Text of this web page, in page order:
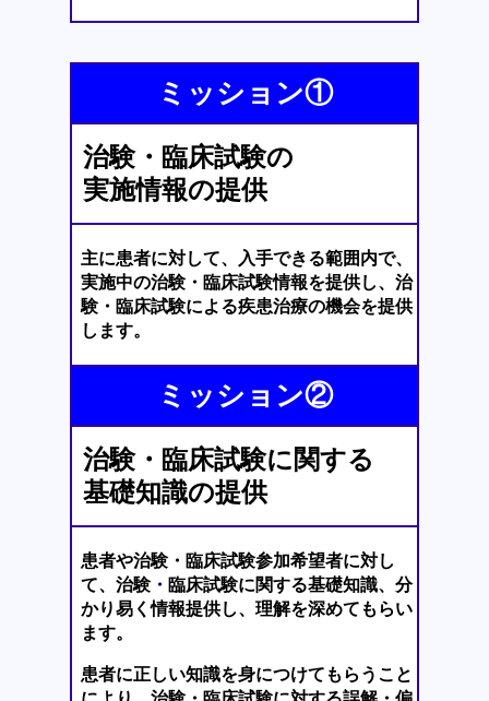
ミッション①
治験・臨床試験の
実施情報の提供
主に患者に対して、入手できる範囲内で、
実施中の治験・臨床試験情報を提供し、治
験・臨床試験による疾患治療の機会を提供
します。
ミッション②
治験・臨床試験に関する
基礎知識の提供
患者や治験・臨床試験参加希望者に対し
て、治験・ 臨床試験に関する基礎知識、分
かり易く情報提供し、理解を深めてもらい
ます。
患者に正しい知識を身につけてもらうこと